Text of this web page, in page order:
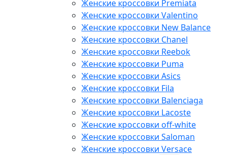
Женские кроссовки Premiata
Женские кроссовки Valentino
Женские кроссовки New Balance
Женские кроссовки Chanel
Женские кроссовки Reebok
Женские кроссовки Puma
Женские кроссовки Asics
Женские кроссовки Fila
Женские кроссовки Balenciaga
Женские кроссовки Lacoste
Женские кроссовки off-white
Женские кроссовки Saloman
Женские кроссовки Versace